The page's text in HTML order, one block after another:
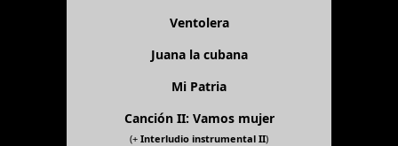
Ventolera
Juana la cubana
Mi Patria
Canción II: Vamos mujer
(+ Interludio instrumental II)